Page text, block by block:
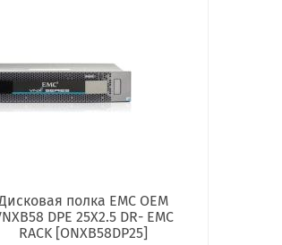
полка EMC OEM
DPE 25X2.5 DR- EMC
RACK [ONXB58DP25]